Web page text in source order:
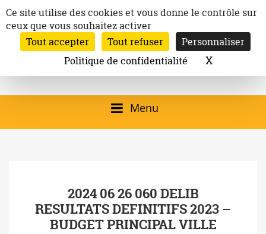
au
contenu
Ville de
Launaguet
Site officiel de la
Mairie de
Launaguet (31140)
qui présente la ville,
programmation
culturelle, la vie
Inscription à la newsletter
Email:
Rechercher
Menu
2024 06 26 060 DELIB
RESULTATS DEFINITIFS 2023 –
BUDGET PRINCIPAL VILLE
Panneau de gestion des cookies
Ce site utilise des cookies et vous donne le contrôle sur
ceux que vous souhaitez activer
Tout accepter
Tout refuser
Personnaliser
Politique de confidentialité
XMasquer